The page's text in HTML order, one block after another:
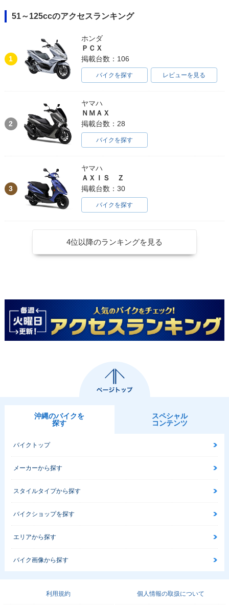
51～125ccのアクセスランキング
1
ホンダ
ＰＣＸ
掲載台数：106
バイクを探す レビューを見る
2
ヤマハ
ＮＭＡＸ
掲載台数：28
バイクを探す
3
ヤマハ
ＡＸＩＳ Ｚ
掲載台数：30
バイクを探す
4位以降のランキングを見る
沖縄のバイクを
探す
スペシャル
コンテンツ
バイクトップ
メーカーから探す
スタイルタイプから探す
バイクショップを探す
エリアから探す
バイク画像から探す
利用規約 個人情報の取扱について